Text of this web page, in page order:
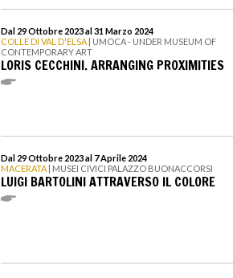
Dal 29 Ottobre 2023 al 31 Marzo 2024
COLLE DI VAL D'ELSA | UMOCA - UNDER MUSEUM OF
CONTEMPORARY ART
LORIS CECCHINI. ARRANGING PROXIMITIES
Dal 29 Ottobre 2023 al 7 Aprile 2024
MACERATA | MUSEI CIVICI PALAZZO BUONACCORSI
LUIGI BARTOLINI ATTRAVERSO IL COLORE